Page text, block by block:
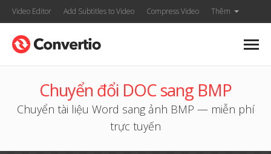
Video Editor Add Subtitles to Video Compress Video Thêm
Chuyển đổi DOC sang BMP
Chuyển tài liệu Word sang ảnh BMP — miễn phí
trực tuyến